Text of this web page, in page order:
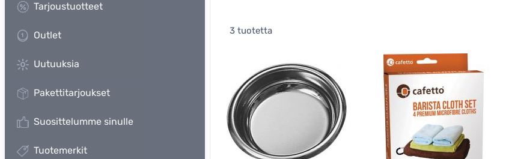
Tarjoustuotteet
Outlet
Uutuuksia
Pakettitarjoukset
Suosittelumme sinulle
Tuotemerkit
3 tuotetta